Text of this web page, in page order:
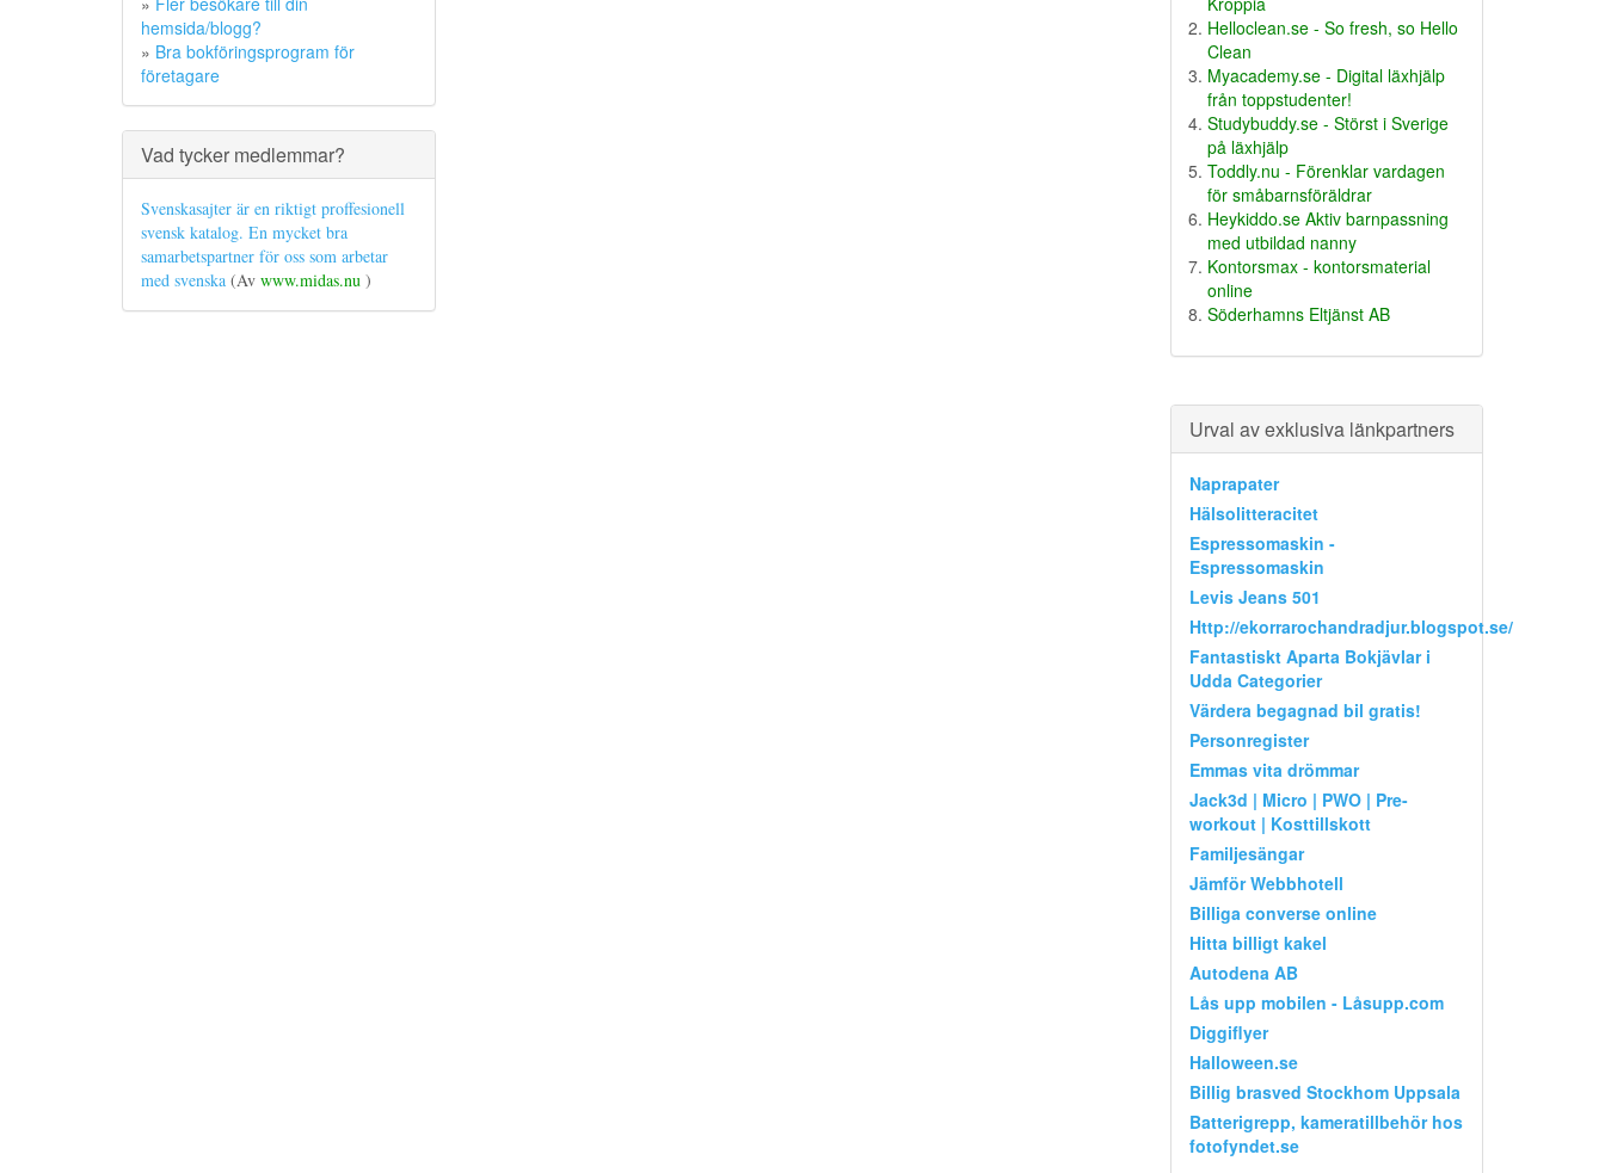
hemsida/blogg?
» Bra bokföringsprogram för
företagare
Vad tycker medlemmar?
Svenskasajter är en riktigt proffesionell
svensk katalog. En mycket bra
samarbetspartner för oss som arbetar
med svenska (Av www.midas.nu )
Helloclean.se - So fresh, so Hello
Clean
Myacademy.se - Digital läxhjälp
från toppstudenter!
Studybuddy.se - Störst i Sverige
på läxhjälp
Toddly.nu - Förenklar vardagen
för småbarnsföräldrar
Heykiddo.se Aktiv barnpassning
med utbildad nanny
Kontorsmax - kontorsmaterial
online
Söderhamns Eltjänst AB
Urval av exklusiva länkpartners
Naprapater
Hälsolitteracitet
Espressomaskin -
Espressomaskin
Levis Jeans 501
Http://ekorrarochandradjur.blogspot.se/
Fantastiskt Aparta Bokjävlar i
Udda Categorier
Värdera begagnad bil gratis!
Personregister
Emmas vita drömmar
Jack3d | Micro | PWO | Pre-
workout | Kosttillskott
Familjesängar
Jämför Webbhotell
Billiga converse online
Hitta billigt kakel
Autodena AB
Lås upp mobilen - Låsupp.com
Diggiflyer
Halloween.se
Billig brasved Stockhom Uppsala
Batterigrepp, kameratillbehör hos
fotofyndet.se